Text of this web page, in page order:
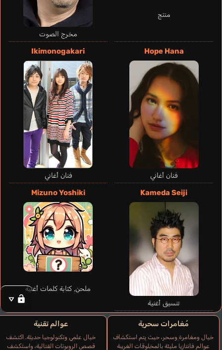
منتج
مخرج الصوت
Hope Hana
فنان أغاني
Ikimonogakari
فنان أغاني
Kameda Seiji
تنسيق أغنية
Mizuno Yoshiki
ملحن, كتابة كلمات أغنية
Ootsu Ema
Sumitomo Nanae
Ootsu Yoshiya
Ono Tomohiro
Madono Mitsuaki
مُغامرات سحرية
خيال ومغامرة وسحر، حيث يتم استكشاف
عوالم فانتازيا مليئة بالمخلوقات الغريبة
عوالم تقنية
خيال علمي وتكنولوجيا حديثة. اكتشف
قصص الروبوتات القتالية، واستكشف